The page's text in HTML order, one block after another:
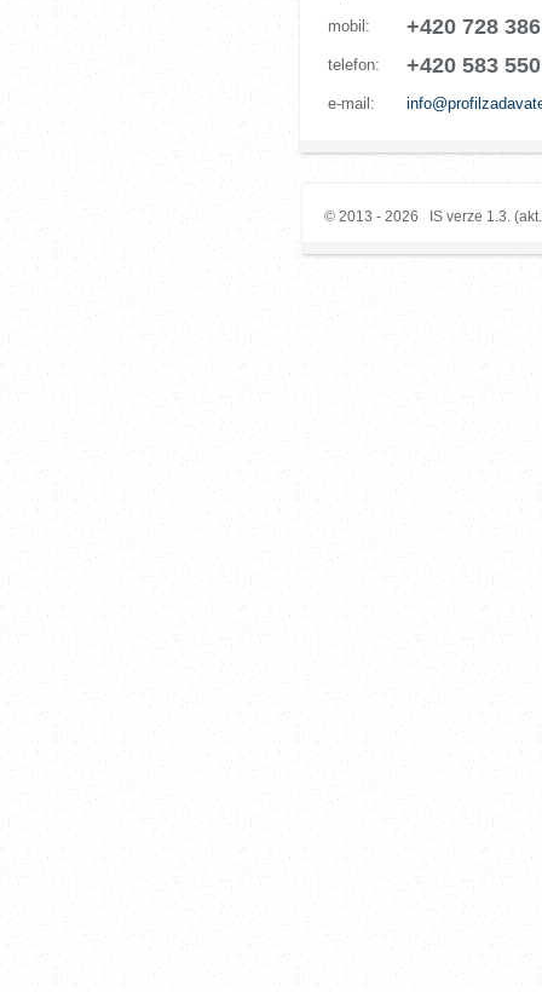
mobil:
+420 728
telefon: +420 583
e-mail:
© 2013 - 2026 IS verze 1.3.